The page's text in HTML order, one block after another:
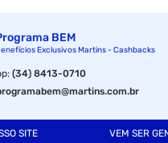
BEM
Exclusivos Martins - Cashbacks
:(34) 8413-0710
SITE VEM SER